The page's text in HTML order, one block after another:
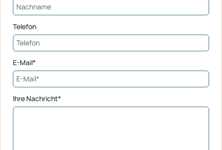
Telefon
E-Mail*
Ihre Nachricht*